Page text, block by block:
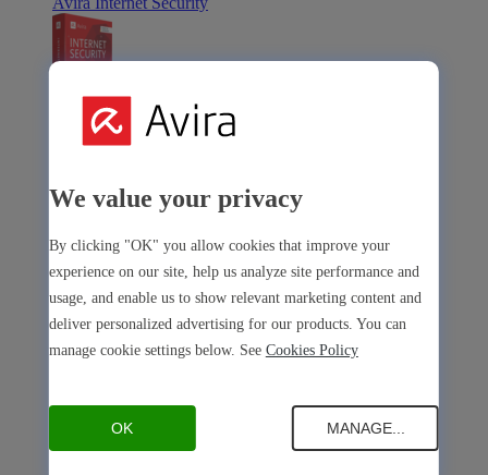
Notre solution 3-en-1 avec de nombreux outils premium
Sécurité de l’appareil
Antivirus
We value your privacy
By clicking "OK" you allow cookies that improve your
experience on our site, help us analyze site performance and
usage, and enable us to show relevant marketing content and
deliver personalized advertising for our products. You can
manage cookie settings below. See Cookies Policy
OK MANAGE...